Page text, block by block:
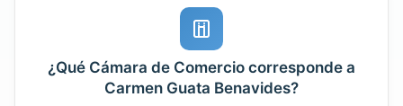
¿Qué Cámara de Comercio corresponde a
Carmen Guata Benavides?